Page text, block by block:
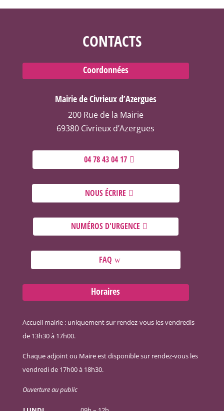
CONTACTS
Coordonnées
Mairie de Civrieux d’Azergues
200 Rue de la Mairie
69380 Civrieux d’Azergues
04 78 43 04 17
NOUS ÉCRIRE
NUMÉROS D'URGENCE
FAQ
Horaires
Accueil mairie : uniquement sur rendez-vous les vendredis
de 13h30 à 17h00.
Chaque adjoint ou Maire est disponible sur rendez-vous les
vendredi de 17h00 à 18h30.
Ouverture au public